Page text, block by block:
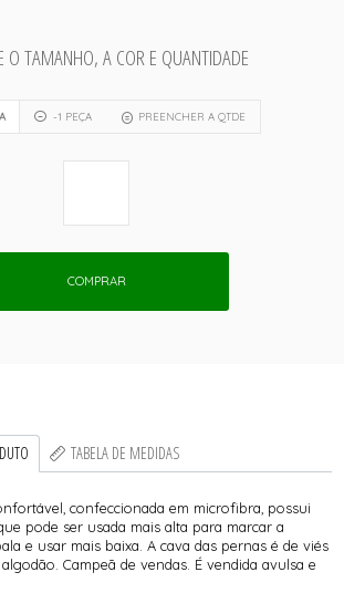
O TAMANHO, A COR E QUANTIDADE
-1 PEÇA PREENCHER A QTDE
COMPRAR
TABELA DE MEDIDAS
confeccionada em microfibra, possui
pode ser usada mais alta para marcar a
e usar mais baixa. A cava das pernas é de viés
Campeã de vendas. É vendida avulsa e